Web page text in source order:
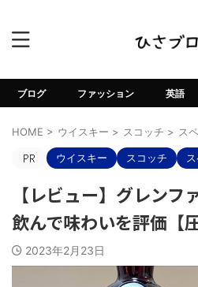
ブログ ファッション 英語
HOME > ウイスキー > スコッチ > ス
ウイスキー スコッチ
【レビュー】グレンフ
飲んで味わいを評価【
2023年2月23日